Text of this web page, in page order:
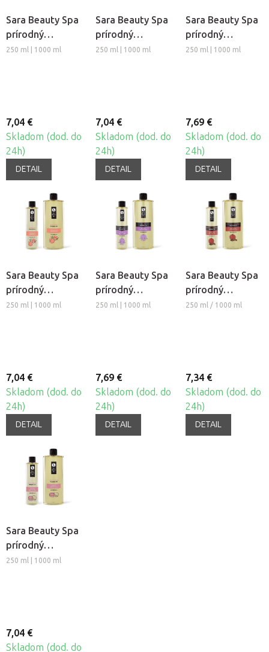
Sara Beauty Spa
prírodný
rastlinný
250 ml | 1000 ml
7,04 €
Skladom (dod. do
24h)
DETAIL
Sara Beauty Spa
prírodný
rastlinný
250 ml | 1000 ml
7,04 €
Skladom (dod. do
24h)
DETAIL
Sara Beauty Spa
prírodný
rastlinný
250 ml | 1000 ml
7,69 €
Skladom (dod. do
24h)
DETAIL
Sara Beauty Spa
prírodný
rastlinný
250 ml | 1000 ml
7,04 €
Skladom (dod. do
24h)
DETAIL
Sara Beauty Spa
prírodný
rastlinný
250 ml | 1000 ml
7,69 €
Skladom (dod. do
24h)
DETAIL
Sara Beauty Spa
prírodný
rastlinný
250 ml / 1000 ml
7,34 €
Skladom (dod. do
24h)
DETAIL
Sara Beauty Spa
prírodný
rastlinný
250 ml | 1000 ml
7,04 €
Skladom (dod. do